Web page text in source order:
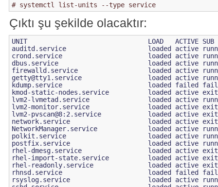
Çıktı şu şekilde olacaktır:
UNIT                               LOAD   ACTIVE SUB
auditd.service                     loaded active
crond.service                      loaded active running
dbus.service                       loaded active running
getty@tty1.service
loaded active
kdump.service                      loaded failed failed
kmod-static-nodes.service          loaded active
lvm2-lvmetad.service               loaded active running
lvm2-monitor.service               loaded active
lvm2-pvscan@8:2.service            loaded active
network.service                    loaded active exited
NetworkManager.service             loaded active
polkit.service                     loaded active
postfix.service                    loaded active
rhel-dmesg.service                 loaded active exited
rhel-import-state.service          loaded active
rhel-readonly.service              loaded active
rhnsd.service                      loaded failed failed
rsyslog.service                    loaded active